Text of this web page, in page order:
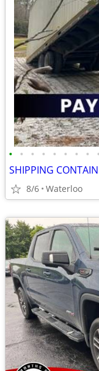
• • • • • • • • •
8/6 Waterloo